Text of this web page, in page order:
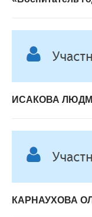
ИСАКОВА
КАРНАУХОВА